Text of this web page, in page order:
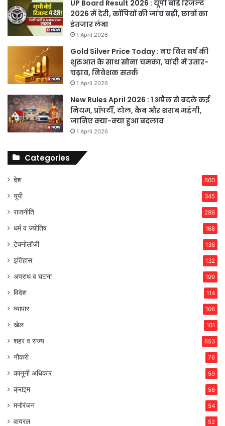
UP Board Result 2026 : यूपी बोर्ड रिजल्ट
2026 में देरी, कॉपियों की जांच बढ़ी, छात्रों का
इंतजार लंबा
1 April 2026
Gold Silver Price Today : नए वित्त वर्ष की
शुरुआत के साथ सोना चमका, चांदी में उतार-
चढ़ाव, निवेशक सतर्क
1 April 2026
New Rules April 2026 : 1 अप्रैल से बदले कई
नियम, प्रॉपर्टी, टोल, कैब और शराब महंगी,
जानिए क्या-क्या हुआ बदलाव
1 April 2026
Categories
देश 660
यूपी 345
राजनीति 286
धर्म व ज्योतिष 168
टेक्नोलॉजी 136
इतिहास 132
अपराध व घटना 199
विदेश 114
व्यापार 106
खेल 101
शहर व राज्य 653
नौकरी 76
कानूनी अधिकार 59
क्राइम 56
मनोरंजन 54
वायरल 52